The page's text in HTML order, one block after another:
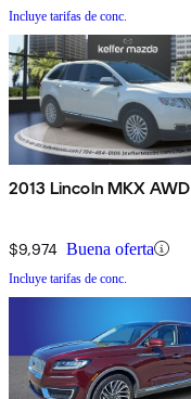
Incluye tarifas de conc.
2013 Lincoln MKX AWD
$9,974 Buena oferta
Incluye tarifas de conc.